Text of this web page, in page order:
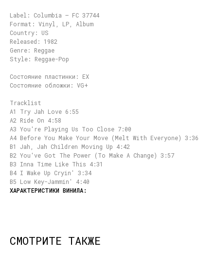
Label: Columbia – FC 37744
Format: Vinyl, LP, Album
Country: US
Released: 1982
Genre: Reggae
Style: Reggae-Pop
Состояние пластинки: EX
Состояние обложки: VG+
Tracklist
A1 Try Jah Love 6:55
A2 Ride On 4:58
A3 You're Playing Us Too Close 7:00
A4 Before You Make Your Move (Melt With Everyone) 3:36
B1 Jah, Jah Children Moving Up 4:42
B2 You've Got The Power (To Make A Change) 3:57
B3 Inna Time Like This 4:31
B4 I Wake Up Cryin' 3:34
B5 Low Key-Jammin' 4:40
СМОТРИТЕ ТАКЖЕ